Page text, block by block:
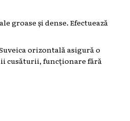
groase și dense. Efectuează
orizontală asigură o
cusăturii, funcționare fără